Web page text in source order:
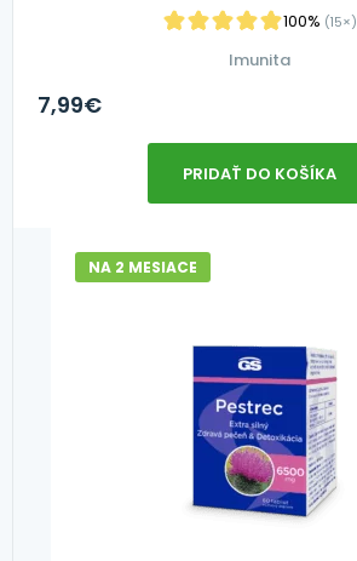
100% (15×)
Imunita
7,99€
PRIDAŤ DO KOŠÍKA
NA 2 MESIACE